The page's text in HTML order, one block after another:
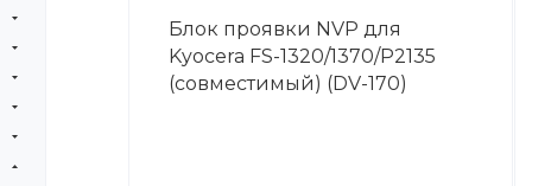
Блок проявки NVP для
Kyocera FS-1320/1370/P2135
(совместимый) (DV-170)